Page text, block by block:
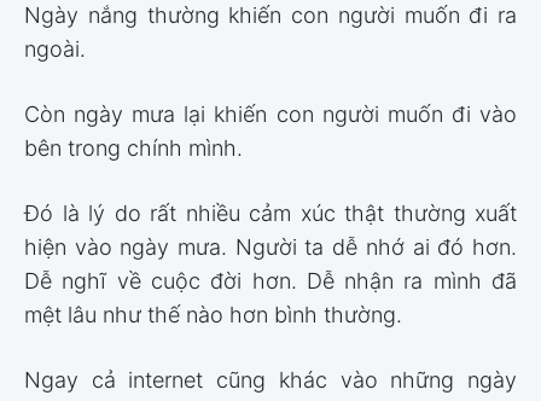
Ngày nắng thường khiến con người muốn đi ra
ngoài.
Còn ngày mưa lại khiến con người muốn đi vào
bên trong chính mình.
Đó là lý do rất nhiều cảm xúc thật thường xuất
hiện vào ngày mưa. Người ta dễ nhớ ai đó hơn.
Dễ nghĩ về cuộc đời hơn. Dễ nhận ra mình đã
mệt lâu như thế nào hơn bình thường.
Ngay cả internet cũng khác vào những ngày